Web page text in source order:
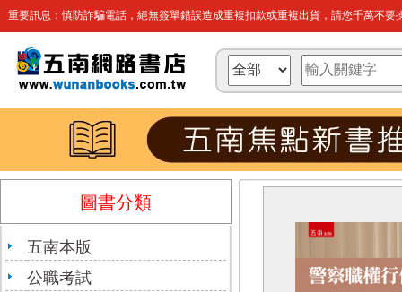
重要訊息：慎防詐騙電話，絕無簽單錯誤造成重複扣款或重複出貨，請您千萬不要
圖書分類
五南本版
公職考試